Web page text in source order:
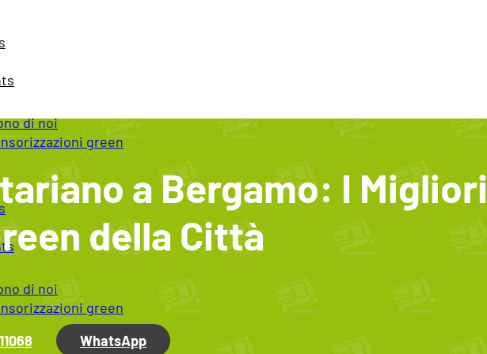
di noi
green
di noi
green
WhatsApp
a Bergamo: I Migliori
della Città